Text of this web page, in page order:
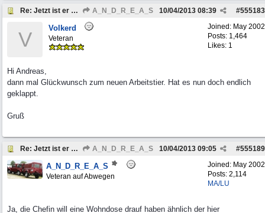
Re: Jetzt ist er da, der Neue A_N_D_R_E_A_S #555183
10/04/2013 08:39
Joined: May 2002
Posts: 1,464
Likes: 1
V Volkerd
Veteran
Hi Andreas,
dann mal Glückwunsch zum neuen Arbeitstier. Hat es nun doch endlich
geklappt.
Gruß
Re: Jetzt ist er da, der Neue A_N_D_R_E_A_S #555189
10/04/2013 09:05
Joined: May 2002
Posts: 2,114
MA/LU
A_N_D_R_E_A_S
Veteran auf Abwegen
Ja, die Chefin will eine Wohndose drauf haben ähnlich der hier